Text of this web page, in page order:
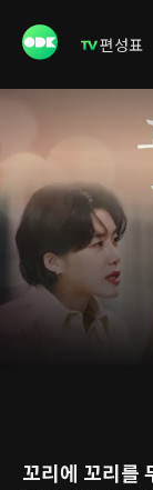
편성표
꼬리에 꼬리를